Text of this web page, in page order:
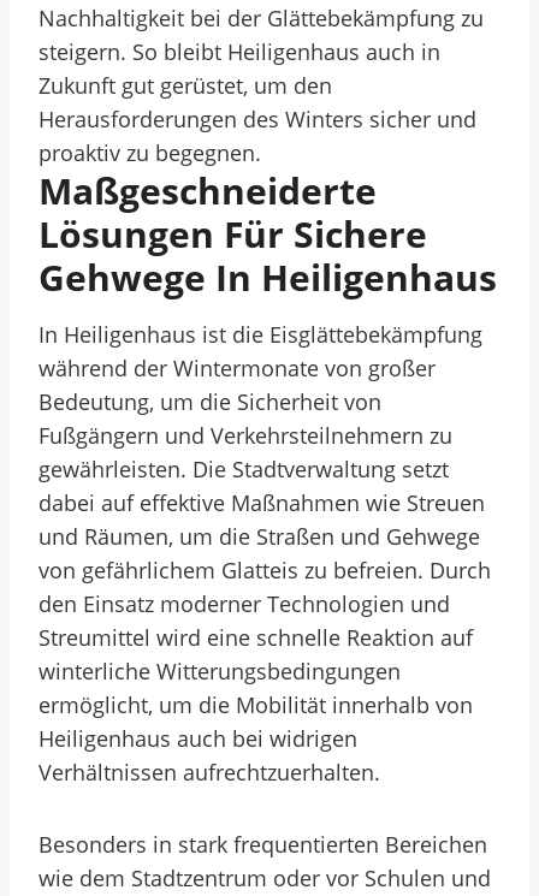
Nachhaltigkeit bei der Glättebekämpfung zu
steigern. So bleibt Heiligenhaus auch in
Zukunft gut gerüstet, um den
Herausforderungen des Winters sicher und
proaktiv zu begegnen.
Maßgeschneiderte
Lösungen Für Sichere
Gehwege In Heiligenhaus
In Heiligenhaus ist die Eisglättebekämpfung
während der Wintermonate von großer
Bedeutung, um die Sicherheit von
Fußgängern und Verkehrsteilnehmern zu
gewährleisten. Die Stadtverwaltung setzt
dabei auf effektive Maßnahmen wie Streuen
und Räumen, um die Straßen und Gehwege
von gefährlichem Glatteis zu befreien. Durch
den Einsatz moderner Technologien und
Streumittel wird eine schnelle Reaktion auf
winterliche Witterungsbedingungen
ermöglicht, um die Mobilität innerhalb von
Heiligenhaus auch bei widrigen
Verhältnissen aufrechtzuerhalten.
Besonders in stark frequentierten Bereichen
wie dem Stadtzentrum oder vor Schulen und